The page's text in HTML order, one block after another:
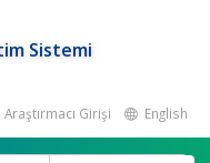
Sistemi
Araştırmacı Girişi English